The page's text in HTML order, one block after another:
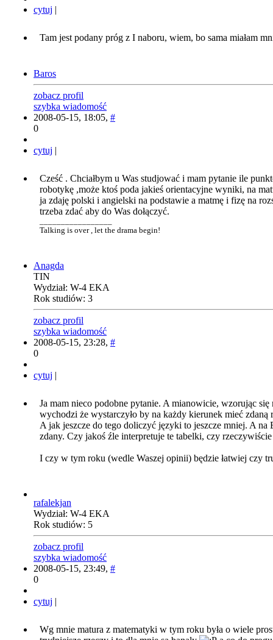
cytuj |
Tam jest podany próg z I naboru, wiem, bo sama miałam
Baros
zobacz profil
szybka wiadomość
2008-05-15, 18:05, #
0
cytuj |
Cześć . Chciałbym u Was studjować i mam pytanie ile
robotykę ,może ktoś poda jakieś orientacyjne wyniki, na
ja zdaję polski i angielski na podstawie a matmę i fizę na
trzeba zdać aby do Was dołączyć.
Talking is over , let the drama begin!
Anagda
TIN
Wydział: W-4 EKA
Rok studiów: 3
zobacz profil
szybka wiadomość
2008-05-15, 23:28, #
0
cytuj |
Ja mam nieco podobne pytanie. A mianowicie, wzorując
wychodzi że wystarczyło by na każdy kierunek mieć zdaną
A jak jeszcze do tego doliczyć języki to jeszcze mniej. A na
zdany. Czy jakoś źle interpretuje te tabelki, czy
I czy w tym roku (wedle Waszej opinii) będzie łatwiej czy
rafalekjan
Wydział: W-4 EKA
Rok studiów: 5
zobacz profil
szybka wiadomość
2008-05-15, 23:49, #
0
cytuj |
Wg mnie matura z matematyki w tym roku była o wiele